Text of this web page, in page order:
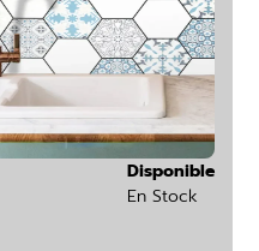
Disponible
En Stock